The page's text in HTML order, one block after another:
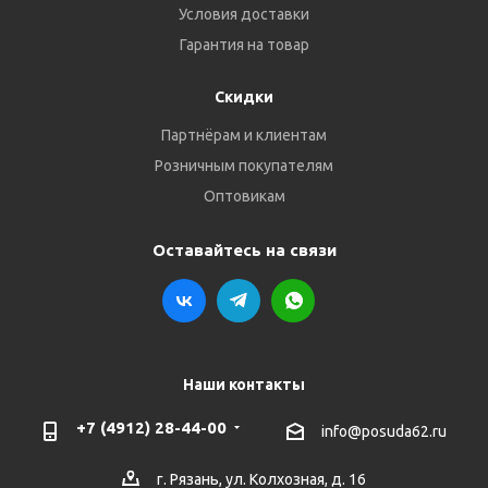
Условия доставки
Гарантия на товар
Скидки
Партнёрам и клиентам
Розничным покупателям
Оптовикам
Оставайтесь на связи
Наши контакты
+7 (4912) 28-44-00 info@posuda62.ru
г. Рязань, ул. Колхозная, д. 16